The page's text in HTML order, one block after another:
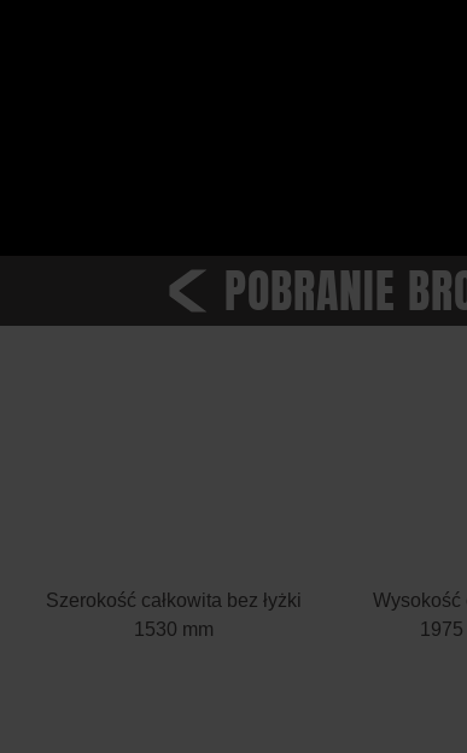
POBRANIE
Szerokość całkowita bez łyżki
1530 mm
Wysokość
1975